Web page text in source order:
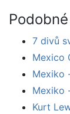
7 divů
Mexico
Mexiko
Mexiko
Kurt